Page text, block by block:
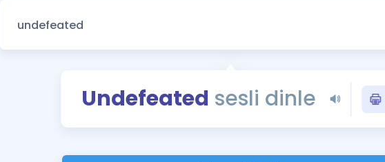
Tüm ÖSYM
Blog
YDS - YÖKDİL
İngilizce
Undefeated sesli dinle